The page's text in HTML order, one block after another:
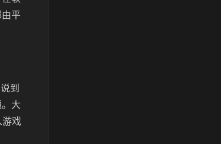
平
到
大
游戏